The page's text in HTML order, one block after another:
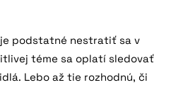
podstatné nestratiť sa v
téme sa oplatí sledovať
Lebo až tie rozhodnú, či